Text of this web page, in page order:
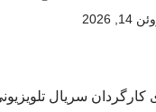
14, 2026
سریال